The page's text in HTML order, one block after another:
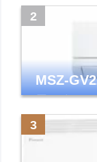
MSZ-
霧ヶ峰
ワ